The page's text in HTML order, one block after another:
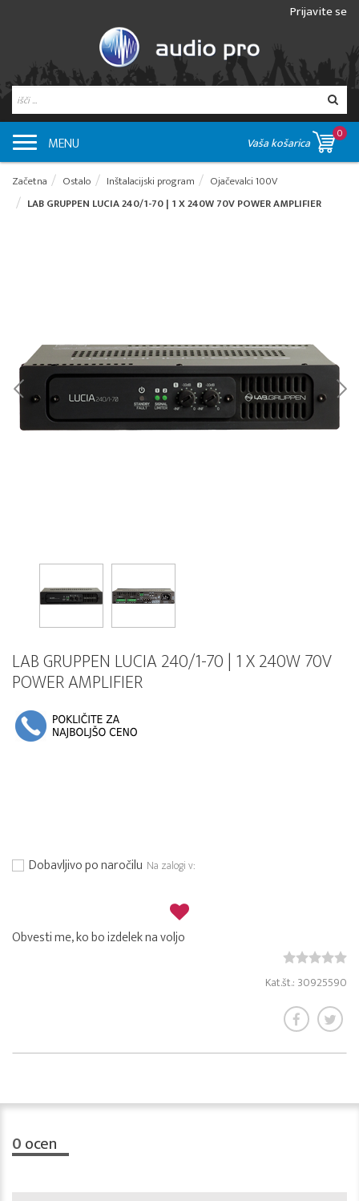
Prijavite se
MENU Vaša košarica
0
Začetna Ostalo Inštalacijski program
Ojačevalci 100V
LAB GRUPPEN LUCIA 240/1-70 | 1 X 240W 70V POWER AMPLIFIER
LAB GRUPPEN LUCIA 240/1-70 | 1 X 240W 70V
POWER AMPLIFIER
Dobavljivo po naročilu Na zalogi v:
Obvesti me, ko bo izdelek na voljo
Kat.št.: 30925590
0ocen